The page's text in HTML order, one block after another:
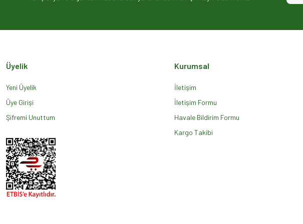
Ürün açıklamasında eksik bilgiler bulunuyor.
Üyelik
Yeni Üyelik
Üye Girişi
Şifremi Unuttum
Kurumsal
İletişim
İletişim Formu
Havale Bildirim Formu
Kargo Takibi